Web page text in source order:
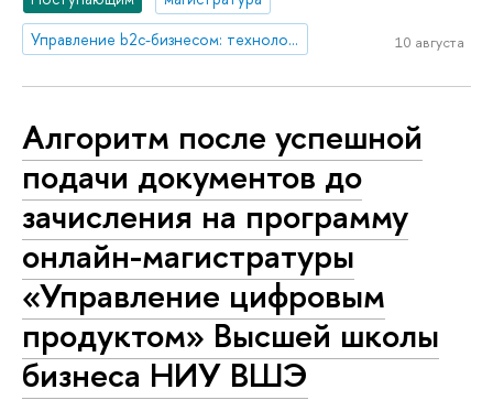
Управление b2c-бизнесом: технологии и инновации
10 августа
Алгоритм после успешной
подачи документов до
зачисления на программу
онлайн-магистратуры
«Управление цифровым
продуктом» Высшей школы
бизнеса НИУ ВШЭ